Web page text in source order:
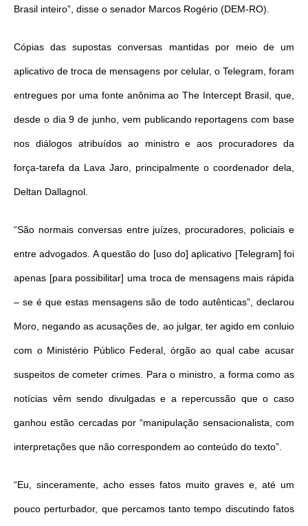
Brasil inteiro”, disse o senador Marcos Rogério (DEM-RO).
Cópias das supostas conversas mantidas por meio de um
aplicativo de troca de mensagens por celular, o Telegram, foram
entregues por uma fonte anônima ao The Intercept Brasil, que,
desde o dia 9 de junho, vem publicando reportagens com base
nos diálogos atribuídos ao ministro e aos procuradores da
força-tarefa da Lava Jaro, principalmente o coordenador dela,
Deltan Dallagnol.
“São normais conversas entre juízes, procuradores, policiais e
entre advogados. A questão do [uso do] aplicativo [Telegram] foi
apenas [para possibilitar] uma troca de mensagens mais rápida
– se é que estas mensagens são de todo autênticas”, declarou
Moro, negando as acusações de, ao julgar, ter agido em conluio
com o Ministério Público Federal, órgão ao qual cabe acusar
suspeitos de cometer crimes. Para o ministro, a forma como as
notícias vêm sendo divulgadas e a repercussão que o caso
ganhou estão cercadas por “manipulação sensacionalista, com
interpretações que não correspondem ao conteúdo do texto”.
“Eu, sinceramente, acho esses fatos muito graves e, até um
pouco perturbador, que percamos tanto tempo discutindo fatos